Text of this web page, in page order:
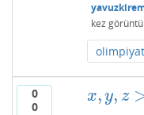
kez
0
0
x, y, z
x,y,z> 1